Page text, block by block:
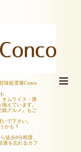
味処雪屋Conco
、
オムライス・厚
えています。
銭グルメ』もご
で下さい。
かも？
徒歩8分程度、
過を忘れるカフ